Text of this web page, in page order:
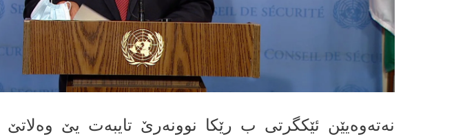
نه‌ته‌وه‌یێن ئێكگرتی ب رێكا نوونه‌رێ تایبه‌ت یێ وه‌لاتێ